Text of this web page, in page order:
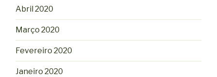
Abril 2020
Março 2020
Fevereiro 2020
Janeiro 2020